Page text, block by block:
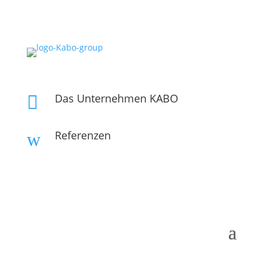
 Das Unternehmen KABO
w Referenzen